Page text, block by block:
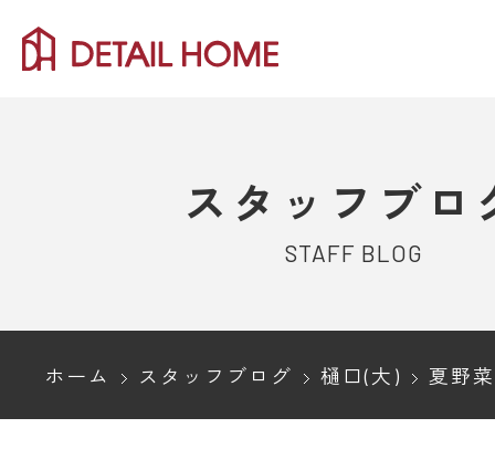
スタッフブロ
STAFF BLOG
ホーム スタッフブログ 樋口(大) 夏野菜を